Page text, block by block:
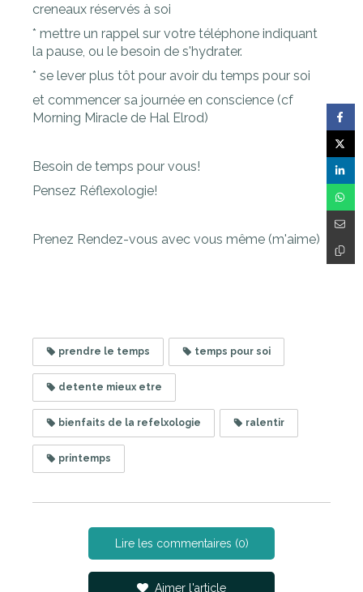
creneaux réservés à soi
* mettre un rappel sur votre téléphone indiquant
la pause, ou le besoin de s'hydrater.
* se lever plus tôt pour avoir du temps pour soi
et commencer sa journée en conscience (cf
Morning Miracle de Hal Elrod)
Besoin de temps pour vous!
Pensez Réflexologie!
Prenez Rendez-vous avec vous même (m'aime)
prendre le temps temps pour soi
detente mieux etre
bienfaits de la refelxologie ralentir
printemps
Lire les commentaires (0)
Aimer l'article